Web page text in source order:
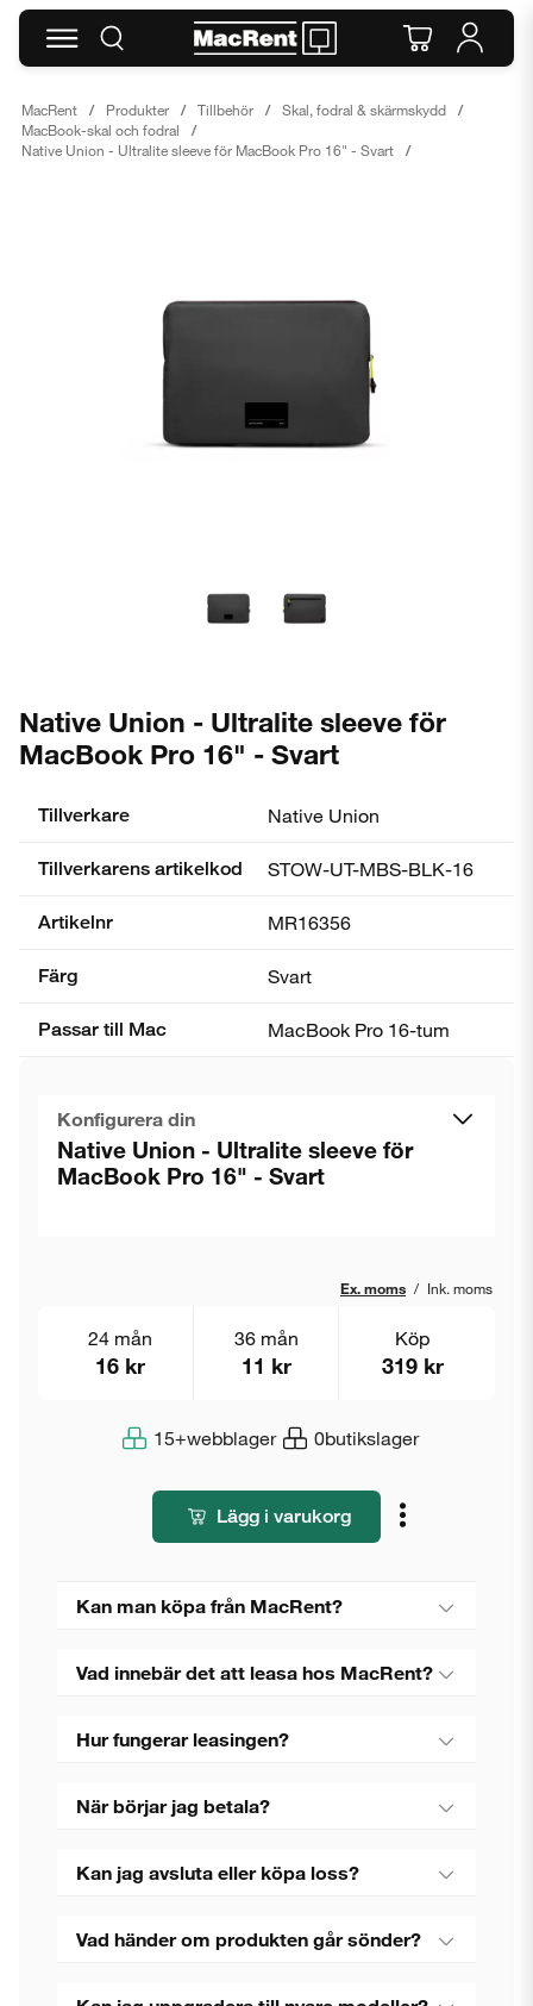
MacRent Produkter Tillbehör
Skal, fodral & skärmskydd
MacBook-skal och fodral
Native Union - Ultralite sleeve för MacBook Pro 16" - Svart
Native Union - Ultralite sleeve för
MacBook Pro 16" - Svart
Tillverkare Native Union
Tillverkarens artikelkod STOW-UT-MBS-BLK-16
Artikelnr MR16356
Färg Svart
Passar till Mac MacBook Pro 16-tum
Konfigurera din
Native Union - Ultralite sleeve för
MacBook Pro 16" - Svart
Ex. moms / Ink. moms
15+webblager 0butikslager
24 mån
16 kr
36 mån
11 kr
Köp
319 kr
Lägg i varukorg
Kan man köpa från MacRent?
Vad innebär det att leasa hos MacRent?
Hur fungerar leasingen?
När börjar jag betala?
Kan jag avsluta eller köpa loss?
Vad händer om produkten går sönder?